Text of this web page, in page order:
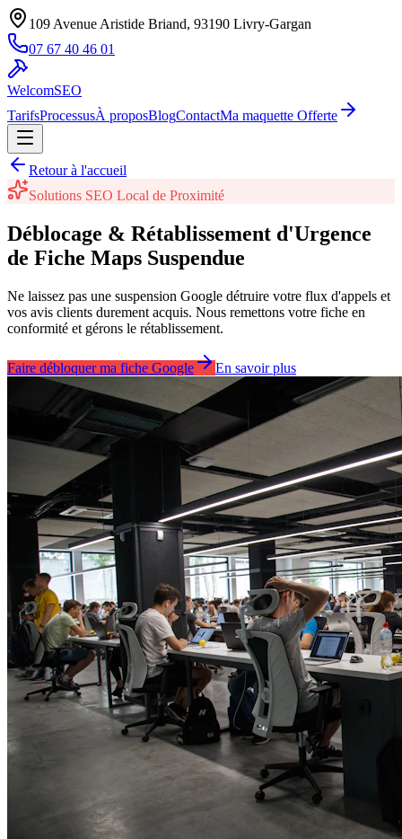
109 Avenue Aristide Briand, 93190 Livry-Gargan
07 67 40 46 01
WelcomSEO
TarifsProcessusÀ proposBlogContactMa maquette Offerte
Retour à l'accueil
Solutions SEO Local de Proximité
Déblocage & Rétablissement d'Urgence
de Fiche Maps Suspendue
Ne laissez pas une suspension Google détruire votre flux d'appels et
vos avis clients durement acquis. Nous remettons votre fiche en
conformité et gérons le rétablissement.
Faire débloquer ma fiche Google En savoir plus